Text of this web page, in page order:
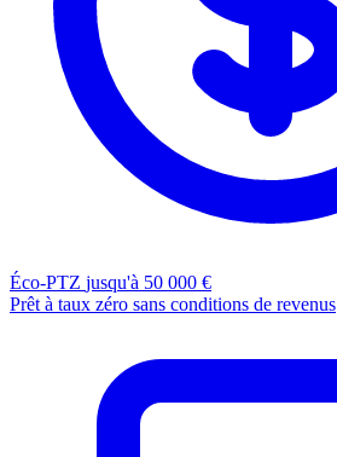
Éco-PTZ jusqu'à 50 000 €
Prêt à taux zéro sans conditions de revenus